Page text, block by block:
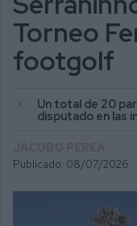
Torneo
footgolf
Un total de 20
disputado en las
Publicado: 08/07/2026 ·